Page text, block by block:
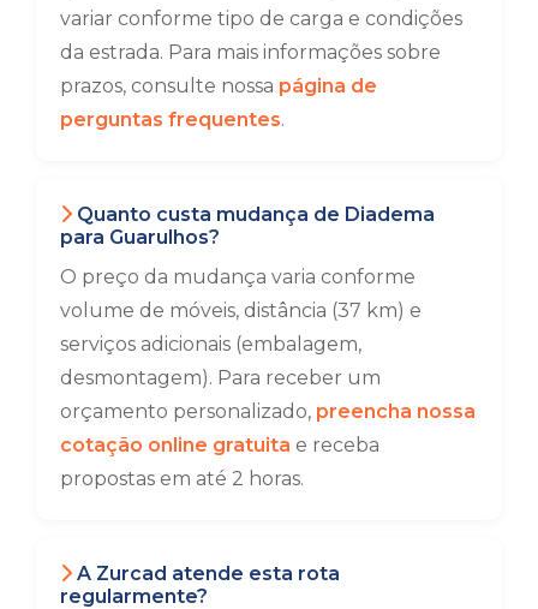
variar conforme tipo de carga e condições
da estrada. Para mais informações sobre
prazos, consulte nossa página de
perguntas frequentes.
Quanto custa mudança de Diadema
para Guarulhos?
O preço da mudança varia conforme
volume de móveis, distância (37 km) e
serviços adicionais (embalagem,
desmontagem). Para receber um
orçamento personalizado, preencha nossa
cotação online gratuita e receba
propostas em até 2 horas.
A Zurcad atende esta rota
regularmente?